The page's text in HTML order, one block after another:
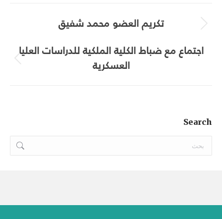
Album
navigation
Previous
اجتماع مع ضباط الكلية الملكية للدراسات العليا
العسكرية
Next
album:
تكريم العضو محمد شفيق
Search